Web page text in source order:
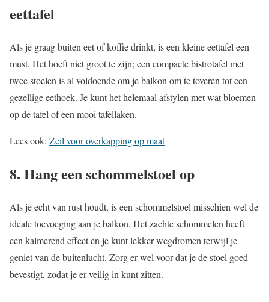
eettafel
Als je graag buiten eet of koffie drinkt, is een kleine eettafel een
must. Het hoeft niet groot te zijn; een compacte bistrotafel met
twee stoelen is al voldoende om je balkon om te toveren tot een
gezellige eethoek. Je kunt het helemaal afstylen met wat bloemen
op de tafel of een mooi tafellaken.
Lees ook: Zeil voor overkapping op maat
8. Hang een schommelstoel op
Als je echt van rust houdt, is een schommelstoel misschien wel de
ideale toevoeging aan je balkon. Het zachte schommelen heeft
een kalmerend effect en je kunt lekker wegdromen terwijl je
geniet van de buitenlucht. Zorg er wel voor dat je de stoel goed
bevestigt, zodat je er veilig in kunt zitten.